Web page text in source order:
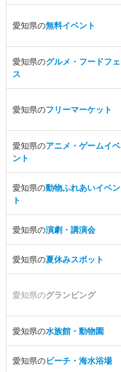
愛知県の無料イベント
愛知県のグルメ・フードフェ
ス
愛知県のフリーマーケット
愛知県のアニメ・ゲームイベ
ント
愛知県の動物ふれあいイベン
ト
愛知県の演劇・講演会
愛知県の夏休みスポット
愛知県のグランピング
愛知県の水族館・動物園
愛知県のビーチ・海水浴場